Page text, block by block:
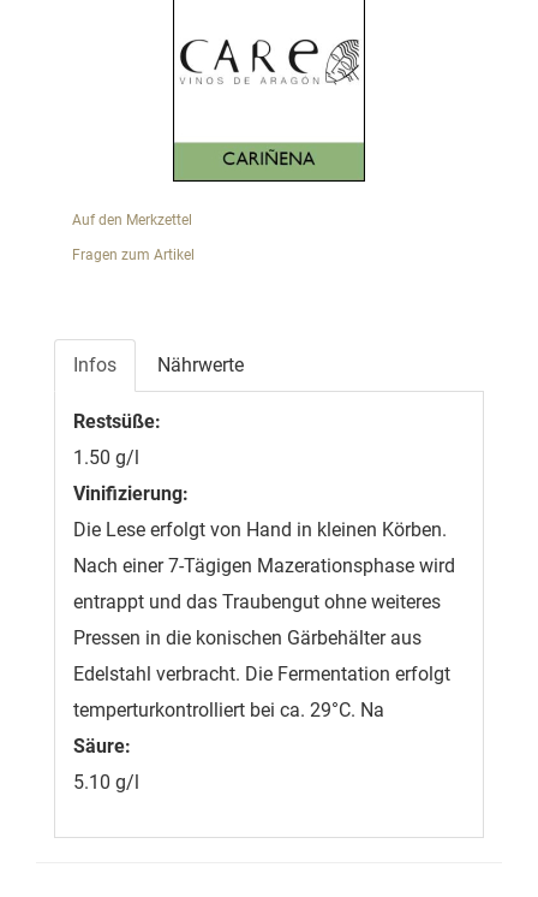
Auf den Merkzettel
Fragen zum Artikel
Infos Nährwerte
Restsüße:
1.50 g/l
Vinifizierung:
Die Lese erfolgt von Hand in kleinen Körben.
Nach einer 7-Tägigen Mazerationsphase wird
entrappt und das Traubengut ohne weiteres
Pressen in die konischen Gärbehälter aus
Edelstahl verbracht. Die Fermentation erfolgt
temperturkontrolliert bei ca. 29°C. Na
Säure:
5.10 g/l